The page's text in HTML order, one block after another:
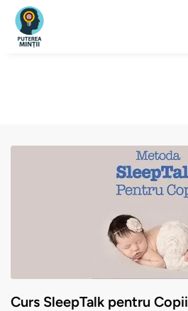
Curs SleepTalk pentru Copii